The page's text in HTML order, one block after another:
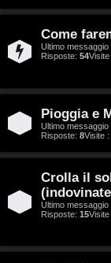
t
i
v
i
C
e
r
c
Come
Ultimo messaggio
Risposte: 54Visite
Pioggia e
Ultimo messaggio
Risposte: 8Visite :
Crolla il
Ultimo messaggio
Risposte: 15Visite
a
C
D
/
V
i
n